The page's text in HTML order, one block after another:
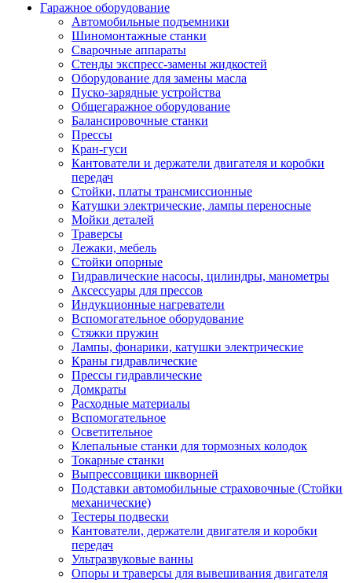
Гаражное оборудование
Автомобильные подъемники
Шиномонтажные станки
Сварочные аппараты
Стенды экспресс-замены жидкостей
Оборудование для замены масла
Пуско-зарядные устройства
Общегаражное оборудование
Балансировочные станки
Прессы
Кран-гуси
Кантователи и держатели двигателя и коробки
передач
Стойки, платы трансмиссионные
Катушки электрические, лампы переносные
Мойки деталей
Траверсы
Лежаки, мебель
Стойки опорные
Гидравлические насосы, цилиндры, манометры
Аксессуары для прессов
Индукционные нагреватели
Вспомогательное оборудование
Стяжки пружин
Лампы, фонарики, катушки электрические
Краны гидравлические
Прессы гидравлические
Домкраты
Расходные материалы
Вспомогательное
Осветительное
Клепальные станки для тормозных колодок
Токарные станки
Выпрессовщики шкворней
Подставки автомобильные страховочные (Стойки
механические)
Тестеры подвески
Кантователи, держатели двигателя и коробки
передач
Ультразвуковые ванны
Опоры и траверсы для вывешивания двигателя